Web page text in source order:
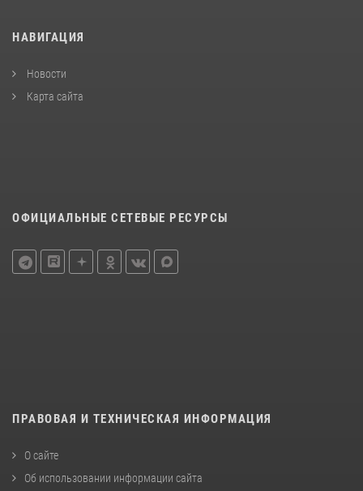
НАВИГАЦИЯ
Новости
Карта сайта
ОФИЦИАЛЬНЫЕ СЕТЕВЫЕ РЕСУРСЫ
ПРАВОВАЯ И ТЕХНИЧЕСКАЯ ИНФОРМАЦИЯ
О сайте
Об использовании информации сайта